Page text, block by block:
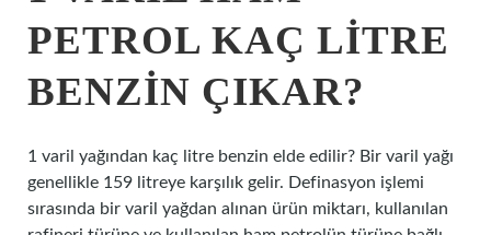
PETROL KAÇ LITRE
BENZIN ÇIKAR?
1 varil yağından kaç litre benzin elde edilir? Bir varil yağı
genellikle 159 litreye karşılık gelir. Definasyon işlemi
sırasında bir varil yağdan alınan ürün miktarı, kullanılan